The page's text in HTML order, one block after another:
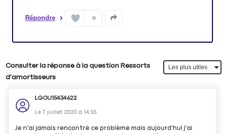
Répondre 0
Consulter la réponse à la question Ressorts
d'amortisseurs
LGOU15434622
Le 7 juillet 2020 à14:55
Je n'ai jamais rencontré ce problème mais aujourd'hui j'ai